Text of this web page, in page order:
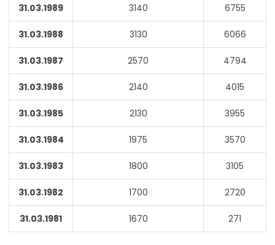
31.03.1989 3140 6755
31.03.1988 3130 6066
31.03.1987 2570 4794
31.03.1986 2140 4015
31.03.1985 2130 3955
31.03.1984 1975 3570
31.03.1983 1800 3105
31.03.1982 1700 2720
31.03.1981 1670 271